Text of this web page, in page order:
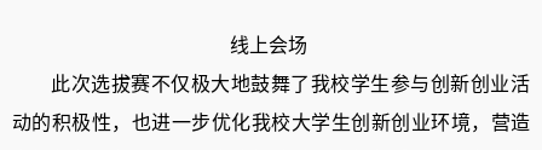
线上会场
此次选拔赛不仅极大地鼓舞了我校学生参与创新创业活
动的积极性， 也进一步优化我校大学生创新创业环境，营造